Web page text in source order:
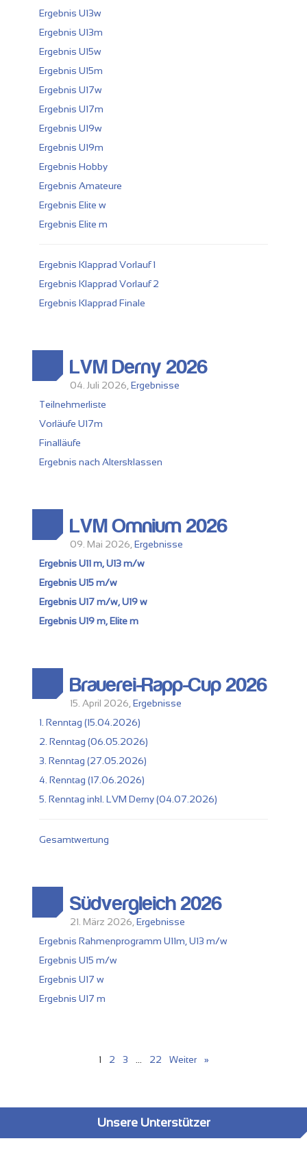
Ergebnis U13w
Ergebnis U13m
Ergebnis U15w
Ergebnis U15m
Ergebnis U17w
Ergebnis U17m
Ergebnis U19w
Ergebnis U19m
Ergebnis Hobby
Ergebnis Amateure
Ergebnis Elite w
Ergebnis Elite m
Ergebnis Klapprad Vorlauf 1
Ergebnis Klapprad Vorlauf 2
Ergebnis Klapprad Finale
LVM Derny 2026
04. Juli 2026,Ergebnisse
Teilnehmerliste
Vorläufe U17m
Finalläufe
Ergebnis nach Altersklassen
LVM Omnium 2026
09. Mai 2026,Ergebnisse
Ergebnis U11 m, U13 m/w
Ergebnis U15 m/w
Ergebnis U17 m/w, U19 w
Ergebnis U19 m, Elite m
Brauerei-Rapp-Cup 2026
15. April 2026,Ergebnisse
1. Renntag (15.04.2026)
2. Renntag (06.05.2026)
3. Renntag (27.05.2026)
4. Renntag (17.06.2026)
5. Renntag inkl. LVM Derny (04.07.2026)
Gesamtwertung
Südvergleich 2026
21. März 2026,Ergebnisse
Ergebnis Rahmenprogramm U11m, U13 m/w
Ergebnis U15 m/w
Ergebnis U17 w
Ergebnis U17 m
1 2 3 … 22 Weiter »
Unsere Unterstützer